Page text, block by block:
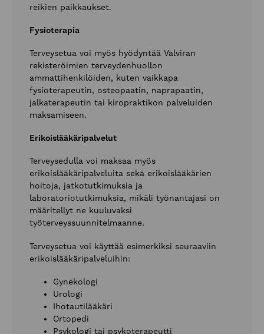
reikien paikkaukset.
Fysioterapia
Terveysetua voi myös hyödyntää Valviran
rekisteröimien terveydenhuollon
ammattihenkilöiden, kuten vaikkapa
fysioterapeutin, osteopaatin, naprapaatin,
jalkaterapeutin tai kiropraktikon palveluiden
maksamiseen.
Erikoislääkäripalvelut
Terveysedulla voi maksaa myös
erikoislääkäripalveluita sekä erikoislääkärien
hoitoja, jatkotutkimuksia ja
laboratoriotutkimuksia, mikäli työnantajasi on
määritellyt ne kuuluvaksi
työterveyssuunnitelmaanne.
Terveysetua voi käyttää esimerkiksi seuraaviin
erikoislääkäripalveluihin:
Gynekologi
Urologi
Ihotautilääkäri
Ortopedi
Psykologi tai psykoterapeutti